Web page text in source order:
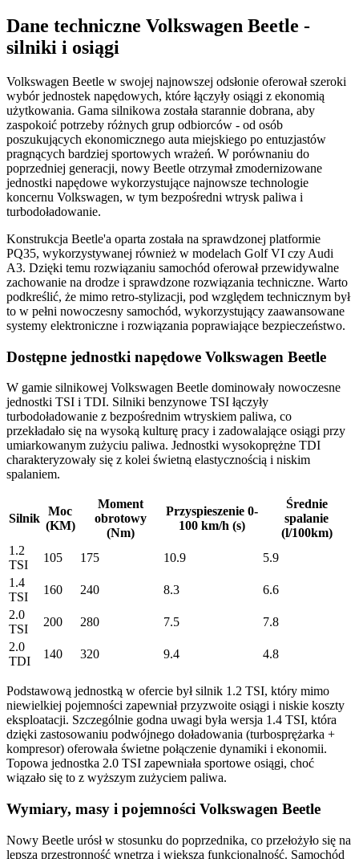
Dane techniczne Volkswagen Beetle -
silniki i osiągi
Volkswagen Beetle w swojej najnowszej odsłonie oferował szeroki
wybór jednostek napędowych, które łączyły osiągi z ekonomią
użytkowania. Gama silnikowa została starannie dobrana, aby
zaspokoić potrzeby różnych grup odbiorców - od osób
poszukujących ekonomicznego auta miejskiego po entuzjastów
pragnących bardziej sportowych wrażeń. W porównaniu do
poprzedniej generacji, nowy Beetle otrzymał zmodernizowane
jednostki napędowe wykorzystujące najnowsze technologie
koncernu Volkswagen, w tym bezpośredni wtrysk paliwa i
turbodoładowanie.
Konstrukcja Beetle'a oparta została na sprawdzonej platformie
PQ35, wykorzystywanej również w modelach Golf VI czy Audi
A3. Dzięki temu rozwiązaniu samochód oferował przewidywalne
zachowanie na drodze i sprawdzone rozwiązania techniczne. Warto
podkreślić, że mimo retro-stylizacji, pod względem technicznym był
to w pełni nowoczesny samochód, wykorzystujący zaawansowane
systemy elektroniczne i rozwiązania poprawiające bezpieczeństwo.
Dostępne jednostki napędowe Volkswagen Beetle
W gamie silnikowej Volkswagen Beetle dominowały nowoczesne
jednostki TSI i TDI. Silniki benzynowe TSI łączyły
turbodoładowanie z bezpośrednim wtryskiem paliwa, co
przekładało się na wysoką kulturę pracy i zadowalające osiągi przy
umiarkowanym zużyciu paliwa. Jednostki wysokoprężne TDI
charakteryzowały się z kolei świetną elastycznością i niskim
spalaniem.
Silnik
Moc
(KM)
Moment
obrotowy
(Nm)
Przyspieszenie 0-
100 km/h (s)
Średnie
spalanie
(l/100km)
1.2
TSI
105 175 10.9
5.9
1.4
TSI
160 240 8.3
6.6
2.0
TSI
200 280 7.5
7.8
2.0
TDI
140 320 9.4 4.8
Podstawową jednostką w ofercie był silnik 1.2 TSI, który mimo
niewielkiej pojemności zapewniał przyzwoite osiągi i niskie koszty
eksploatacji. Szczególnie godna uwagi była wersja 1.4 TSI, która
dzięki zastosowaniu podwójnego doładowania (turbosprężarka +
kompresor) oferowała świetne połączenie dynamiki i ekonomii.
Topowa jednostka 2.0 TSI zapewniała sportowe osiągi, choć
wiązało się to z wyższym zużyciem paliwa.
Wymiary, masy i pojemności Volkswagen Beetle
Nowy Beetle urósł w stosunku do poprzednika, co przełożyło się na
lepszą przestronność wnętrza i większą funkcjonalność. Samochód